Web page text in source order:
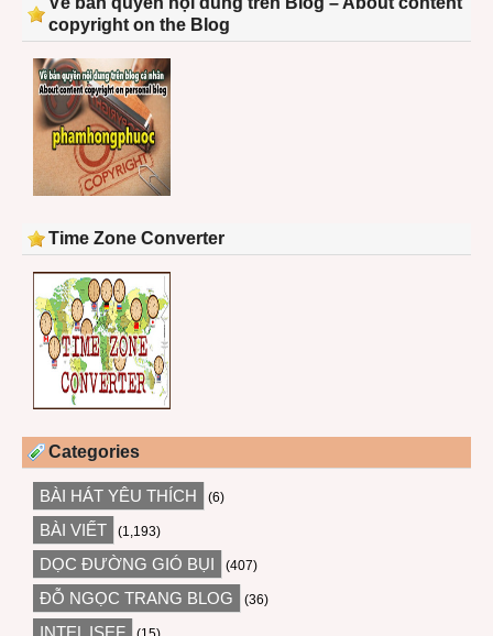
copyright on the Blog
Time Zone Converter
Categories
BÀI HÁT YÊU THÍCH (6)
BÀI VIẾT (1,193)
DỌC ĐƯỜNG GIÓ BỤI (407)
ĐỖ NGỌC TRANG BLOG (36)
INTEL ISEF